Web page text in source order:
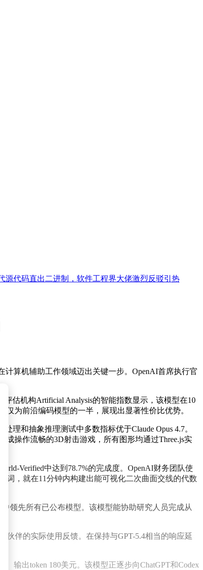
码直出二进制，软件工程界大佬激烈反驳引热议
算机辅助工作领域迈出关键一步。OpenAI首席执行官
估机构Artificial Analysis的智能指数显示，该模型在10
为前沿编码模型的一半，展现出显著性价比优势。
理和抽象推理测试中多数指标优于Claude Opus 4.7。
成操作流畅的3D射击游戏，所有图形均通过Three.js实
Verified中达到78.7%的完成度。OpenAI财务团队使
词，就在11分钟内构建出能可视化二次曲面交线的代数
领先所有已公布模型。该模型能协助研究人员完成从
伴的实际使用反馈。在保持与GPT-5.4相当的响应延
输出token 180美元。该模型正逐步向ChatGPT和Codex